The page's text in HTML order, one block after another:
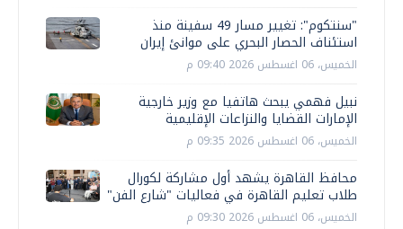
"سنتكوم": تغيير مسار 49 سفينة منذ
استئناف الحصار البحري على موانئ إيران
الخميس، 06 اغسطس 2026 09:40 م
نبيل فهمي يبحث هاتفيا مع وزير خارجية
الإمارات القضايا والنزاعات الإقليمية
الخميس، 06 اغسطس 2026 09:35 م
محافظ القاهرة يشهد أول مشاركة لكورال
طلاب تعليم القاهرة في فعاليات "شارع الفن"
الخميس، 06 اغسطس 2026 09:30 م